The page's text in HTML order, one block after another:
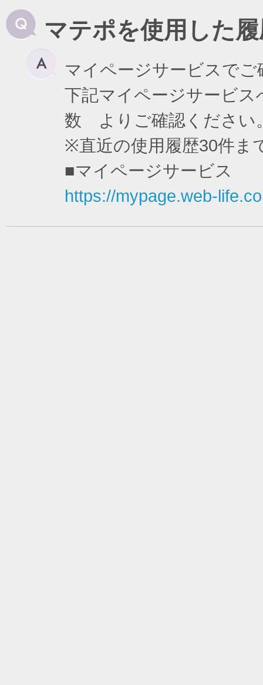
マテポを使用した
マイページサービスで
下記マイページサービ
数 よりご確認ください
※直近の使用履歴30件ま
■マイページサービス
https://mypage.web-